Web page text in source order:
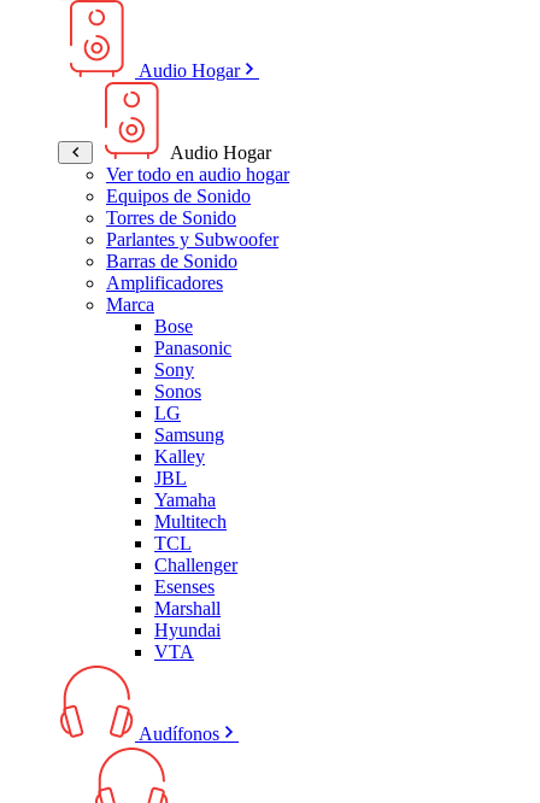
Audio Hogar
Audio Hogar
Ver todo en audio hogar
Equipos de Sonido
Torres de Sonido
Parlantes y Subwoofer
Barras de Sonido
Amplificadores
Marca
Bose
Panasonic
Sony
Sonos
LG
Samsung
Kalley
JBL
Yamaha
Multitech
TCL
Challenger
Esenses
Marshall
Hyundai
VTA
Audífonos